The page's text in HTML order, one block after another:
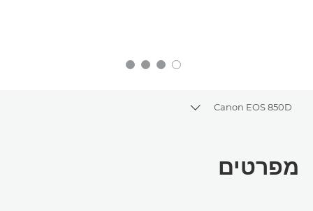
Canon EOS 850D
Toggle breadcrumbs
מפרטים
מפרטים